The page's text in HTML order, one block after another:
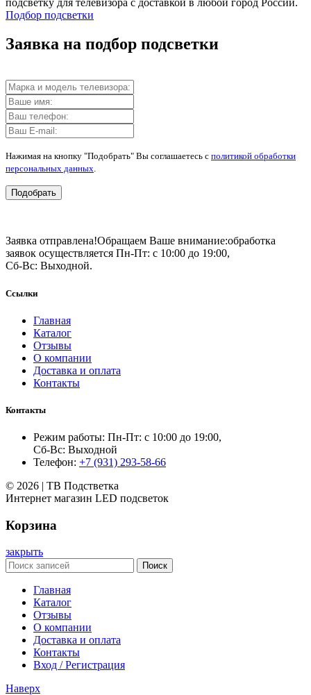
Подбор подсветки
Заявка на подбор подсветки
Нажимая на кнопку "Подобрать" Вы соглашаетесь с политикой обработки
персональных данных.
Подобрать
Заявка отправлена!Обращаем Ваше внимание:обработка
заявок осуществляется Пн-Пт: с 10:00 до 19:00,
Сб-Вс: Выходной.
Ссылки
Главная
Каталог
Отзывы
О компании
Доставка и оплата
Контакты
Контакты
Режим работы: Пн-Пт: с 10:00 до 19:00,
Сб-Вс: Выходной
Телефон: +7 (931) 293-58-66
© 2026 | ТВ Подстветка
Интернет магазин LED подсветок
Корзина
закрыть
Поиск
Главная
Каталог
Отзывы
О компании
Доставка и оплата
Контакты
Вход / Регистрация
Наверх